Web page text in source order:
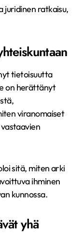
juridinen ratkaisu,
tietoisuutta
on herättänyt
viranomaiset
sitä, miten arki
ihminen
kunnossa.
yhä